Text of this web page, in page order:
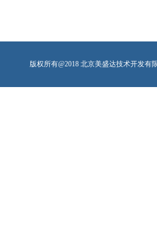
版权所有@2018 北京美盛达技术开发